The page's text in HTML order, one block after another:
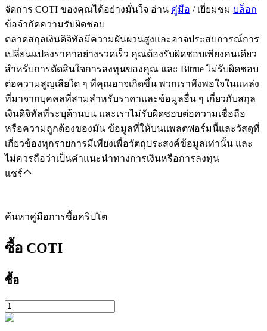
จัดการ COTI ของคุณได้อย่างมั่นใจ อ่าน คู่มือ / เยี่ยมชม บล็อก
ข้อจำกัดความรับผิดชอบ
ตลาดสกุลเงินดิจิทัลมีความผันผวนสูงและอาจประสบการณ์การ
เปลี่ยนแปลงราคาอย่างรวดเร็ว คุณต้องรับผิดชอบเพียงคนเดียว
สำหรับการตัดสินใจการลงทุนของคุณ และ Bitrue ไม่รับผิดชอบ
ต่อความสูญเสียใด ๆ ที่คุณอาจเกิดขึ้น พวกเราพึงพอใจในแหล่ง
ที่มาจากบุคคลที่สามสำหรับราคาและข้อมูลอื่น ๆ เกี่ยวกับสกุล
เงินดิจิทัลที่ระบุด้านบน และเราไม่รับผิดชอบต่อความเชื่อถือ
หรือความถูกต้องของมัน ข้อมูลที่ให้บนแพลตฟอร์มนี้และวัสดุที่
เกี่ยวข้องทุกรายการมีเพียงเพื่อวัตถุประสงค์ข้อมูลเท่านั้น และ
ไม่ควรถือว่าเป็นคำแนะนำทางการเงินหรือการลงทุน
แชร์
ค้นหาคู่มือการซื้อคริปโต
ซื้อ COTI
ซื้อ